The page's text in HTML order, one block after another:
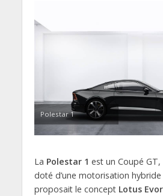
Polestar 1
La Polestar 1 est un Coupé
doté d’une motorisation
proposait le concept Lotus